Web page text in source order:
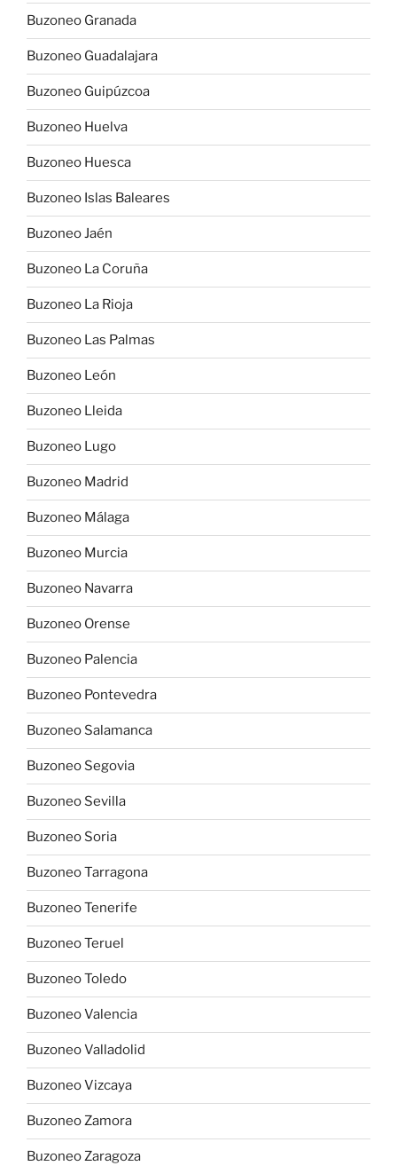
Buzoneo Granada
Buzoneo Guadalajara
Buzoneo Guipúzcoa
Buzoneo Huelva
Buzoneo Huesca
Buzoneo Islas Baleares
Buzoneo Jaén
Buzoneo La Coruña
Buzoneo La Rioja
Buzoneo Las Palmas
Buzoneo León
Buzoneo Lleida
Buzoneo Lugo
Buzoneo Madrid
Buzoneo Málaga
Buzoneo Murcia
Buzoneo Navarra
Buzoneo Orense
Buzoneo Palencia
Buzoneo Pontevedra
Buzoneo Salamanca
Buzoneo Segovia
Buzoneo Sevilla
Buzoneo Soria
Buzoneo Tarragona
Buzoneo Tenerife
Buzoneo Teruel
Buzoneo Toledo
Buzoneo Valencia
Buzoneo Valladolid
Buzoneo Vizcaya
Buzoneo Zamora
Buzoneo Zaragoza